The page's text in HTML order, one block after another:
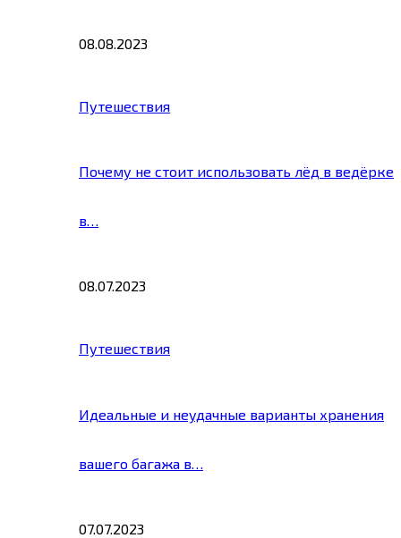
08.08.2023
Путешествия
Почему не стоит использовать лёд в ведёрке
в…
08.07.2023
Путешествия
Идеальные и неудачные варианты хранения
вашего багажа в…
07.07.2023